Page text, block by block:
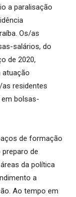
a paralisação
Os/as
salários, do
de 2020,
atuação
residentes
bolsas-
de formação
de
da política
a
Ao tempo em